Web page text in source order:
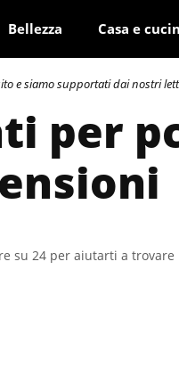
Bellezza Casa e
e siamo supportati dai nostri
per
su 24 per aiutarti a trovare